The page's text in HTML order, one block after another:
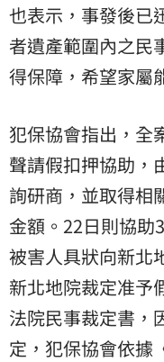
也表示，事發後已
者遺產範圍內之民
得保障，希望家屬
犯保協會指出，全
聲請假扣押協助，
詢研商，並取得相
金額。22日則協助
被害人具狀向新北
新北地院裁定准予
法院民事裁定書，
定，犯保協會依據